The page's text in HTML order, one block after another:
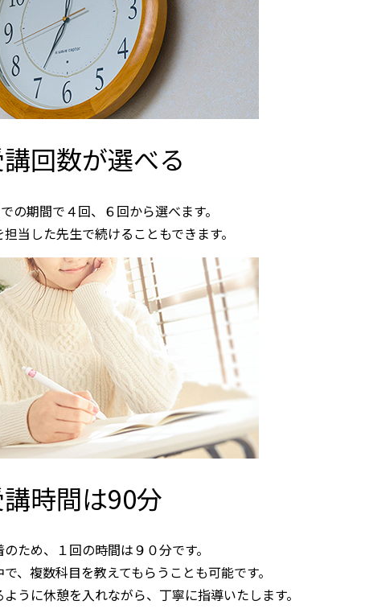
回数が選べる
の期間で４回、６回から選べます。
当した先生で続けることもできます。
時間は90分
ため、１回の時間は９０分です。
、複数科目を教えてもらうことも可能です。
うに休憩を入れながら、丁寧に指導いたします。